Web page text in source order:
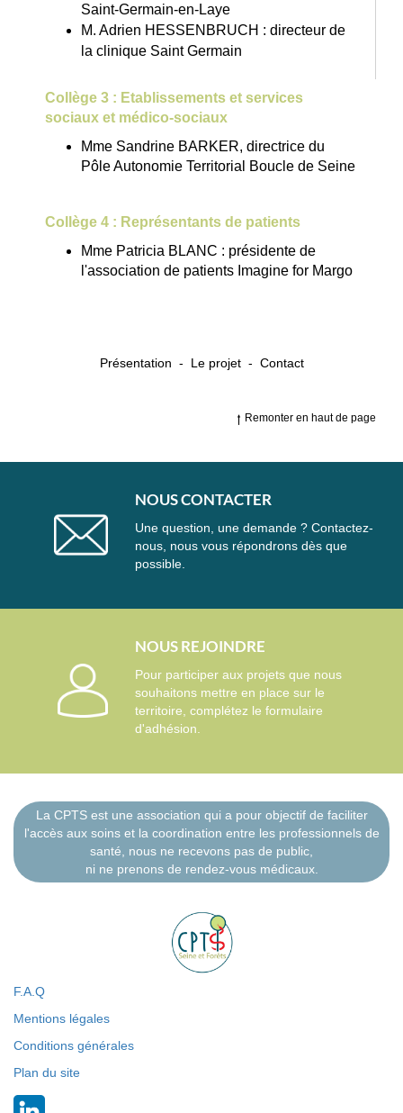
Saint-Germain-en-Laye
M. Adrien HESSENBRUCH : directeur de
la clinique Saint Germain
Collège 3 : Etablissements et services
sociaux et médico-sociaux
Mme Sandrine BARKER, directrice du
Pôle Autonomie Territorial Boucle de Seine
Collège 4 : Représentants de patients
Mme Patricia BLANC : présidente de
l'association de patients Imagine for Margo
Présentation - Le projet- Contact
Remonter en haut de page
NOUS CONTACTER
Une question, une demande ? Contactez-
nous, nous vous répondrons dès que
possible.
NOUS REJOINDRE
Pour participer aux projets que nous
souhaitons mettre en place sur le
territoire, complétez le formulaire
d'adhésion.
La CPTS est une association qui a pour objectif de faciliter
l'accès aux soins et la coordination entre les professionnels de
santé, nous ne recevons pas de public,
ni ne prenons de rendez-vous médicaux.
F.A.Q
Mentions légales
Conditions générales
Plan du site